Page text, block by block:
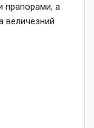
прапорами, а
величезний